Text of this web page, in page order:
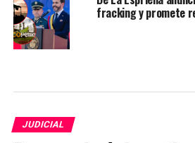
fracking y promete
JUDICIAL